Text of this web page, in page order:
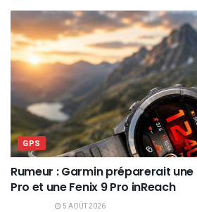
GPS
Rumeur : Garmin préparerait une
Pro et une Fenix 9 Pro inReach
5 AOÛT 2026